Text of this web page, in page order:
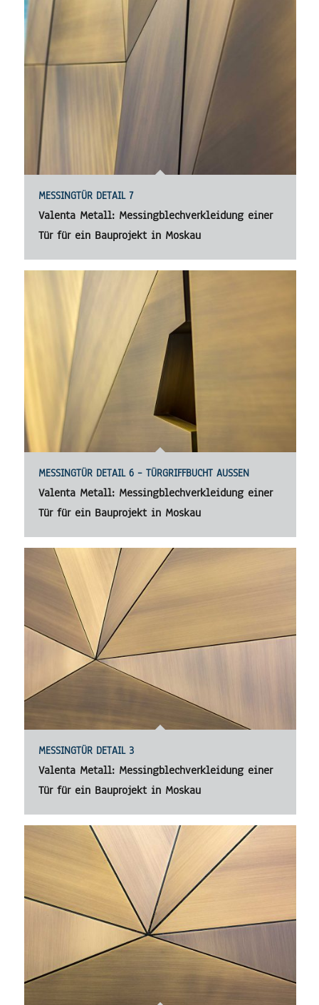
MESSINGTÜR DETAIL 7
Valenta Metall: Messingblechverkleidung einer
Tür für ein Bauprojekt in Moskau
MESSINGTÜR DETAIL 6 – TÜRGRIFFBUCHT AUSSEN
Valenta Metall: Messingblechverkleidung einer
Tür für ein Bauprojekt in Moskau
MESSINGTÜR DETAIL 3
Valenta Metall: Messingblechverkleidung einer
Tür für ein Bauprojekt in Moskau